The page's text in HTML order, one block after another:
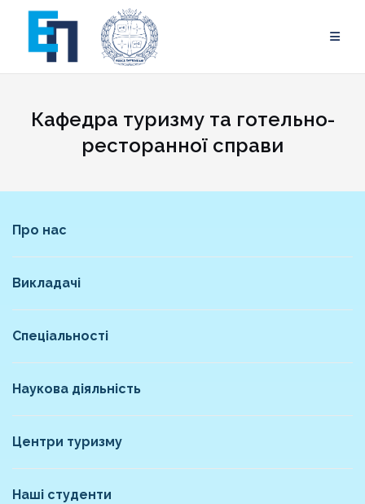
content
Кафедра туризму та готельно-
ресторанної справи
Про нас
Викладачі
Спеціальності
Наукова діяльність
Центри туризму
Наші студенти